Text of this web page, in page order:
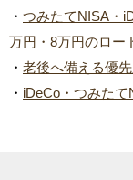
・ つみたてNISA・
万円・8万円のロー
・ 老後へ備える優
・ iDeCo・つみた